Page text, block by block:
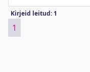
Kirjeid leitud: 1
1